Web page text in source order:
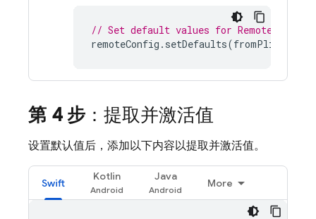
// Set default values for Remote Config
remoteConfig . setDefaults(fromPlist
第 4 步 ：提取并激活值
设置默认值后，添加以下内容以提取并激活值。
Swift
Kotlin Java
More